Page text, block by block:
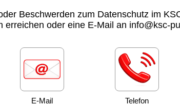
Beschwerden zum Datenschutz im
erreichen oder eine E-Mail an info@ksc-
E-Mail Telefon